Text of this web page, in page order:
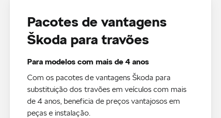
Pacotes de vantagens
Škoda para travões
Para modelos com mais de 4 anos
Com os pacotes de vantagens Škoda para
substituição dos travões em veículos com mais
de 4 anos, beneficia de preços vantajosos em
peças e instalação.